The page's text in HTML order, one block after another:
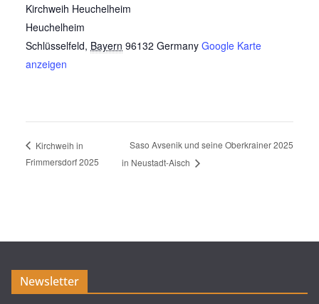
Kirchweih Heuchelheim
Heuchelheim
Schlüsselfeld, Bayern 96132 Germany Google Karte
anzeigen
Kirchweih in
Frimmersdorf 2025
Saso Avsenik und seine Oberkrainer 2025
in Neustadt-Aisch
Newsletter